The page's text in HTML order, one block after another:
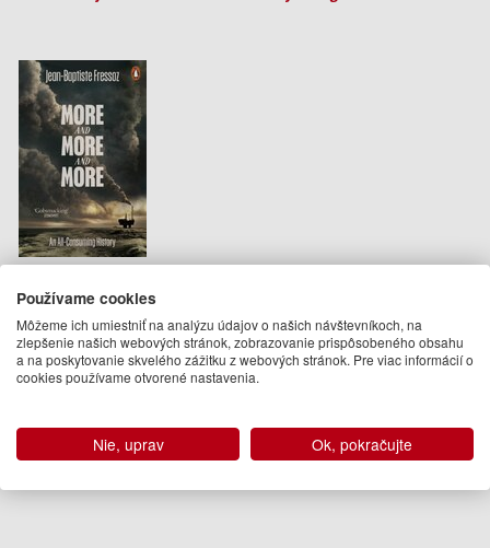
Jean-Baptiste Fressoz
14.95 €
Na sklade
Fabien Locher
Podobné knihy
Používame cookies
Môžeme ich umiestniť na analýzu údajov o našich návštevníkoch, na
zlepšenie našich webových stránok, zobrazovanie prispôsobeného obsahu
a na poskytovanie skvelého zážitku z webových stránok. Pre viac informácií o
cookies používame otvorené nastavenia.
Nie, uprav Ok, pokračujte